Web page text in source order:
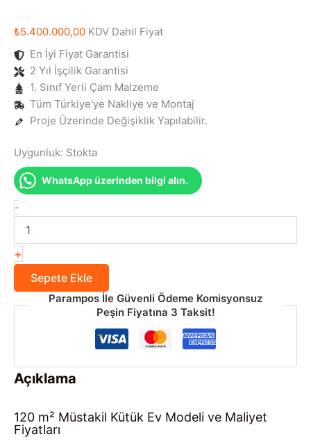
₺5.400.000,00 KDV Dahil Fiyat
En İyi Fiyat Garantisi
2 Yıl İşçilik Garantisi
1. Sınıf Yerli Çam Malzeme
Tüm Türkiye'ye Nakliye ve Montaj
Proje Üzerinde Değişiklik Yapılabilir.
Uygunluk: Stokta
WhatsApp üzerinden bilgi alın.
-
m²
Müstakil
Kütük
Ev
adet
+
Sepete Ekle
Parampos İle Güvenli Ödeme Komisyonsuz
Peşin Fiyatına 3 Taksit!
Açıklama
120 m² Müstakil Kütük Ev Modeli ve Maliyet
Fiyatları